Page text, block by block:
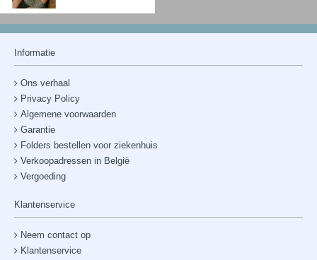
Informatie
Ons verhaal
Privacy Policy
Algemene voorwaarden
Garantie
Folders bestellen voor ziekenhuis
Verkoopadressen in België
Vergoeding
Klantenservice
Neem contact op
Klantenservice